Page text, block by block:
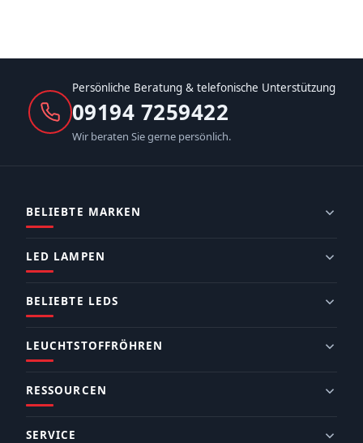
Persönliche Beratung & telefonische Unterstützung
09194 7259422
Wir beraten Sie gerne persönlich.
BELIEBTE MARKEN
LED LAMPEN
BELIEBTE LEDS
LEUCHTSTOFFRÖHREN
RESSOURCEN
SERVICE